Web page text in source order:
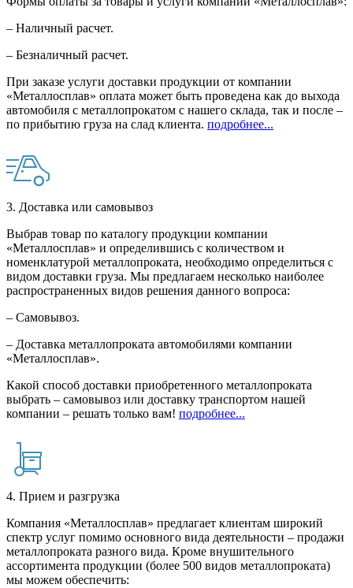
– Наличный расчет.
– Безналичный расчет.
При заказе услуги доставки продукции от компании
«Металлосплав» оплата может быть проведена как до выхода
автомобиля с металлопрокатом с нашего склада, так и после –
по прибытию груза на слад клиента. подробнее...
3. Доставка или самовывоз
Выбрав товар по каталогу продукции компании
«Металлосплав» и определившись с количеством и
номенклатурой металлопроката, необходимо определиться с
видом доставки груза. Мы предлагаем несколько наиболее
распространенных видов решения данного вопроса:
– Самовывоз.
– Доставка металлопроката автомобилями компании
«Металлосплав».
Какой способ доставки приобретенного металлопроката
выбрать – самовывоз или доставку транспортом нашей
компании – решать только вам! подробнее...
4. Прием и разгрузка
Компания «Металлосплав» предлагает клиентам широкий
спектр услуг помимо основного вида деятельности – продажи
металлопроката разного вида. Кроме внушительного
ассортимента продукции (более 500 видов металлопроката)
мы можем обеспечить: